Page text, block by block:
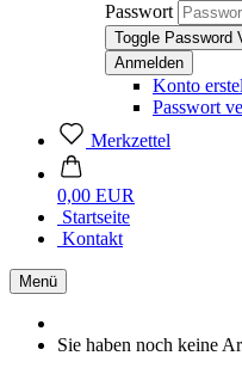
Passwort
Toggle Password
Konto
Passwort
Merkzettel
0,00 EUR
Startseite
Kontakt
Menü
Sie haben noch keine